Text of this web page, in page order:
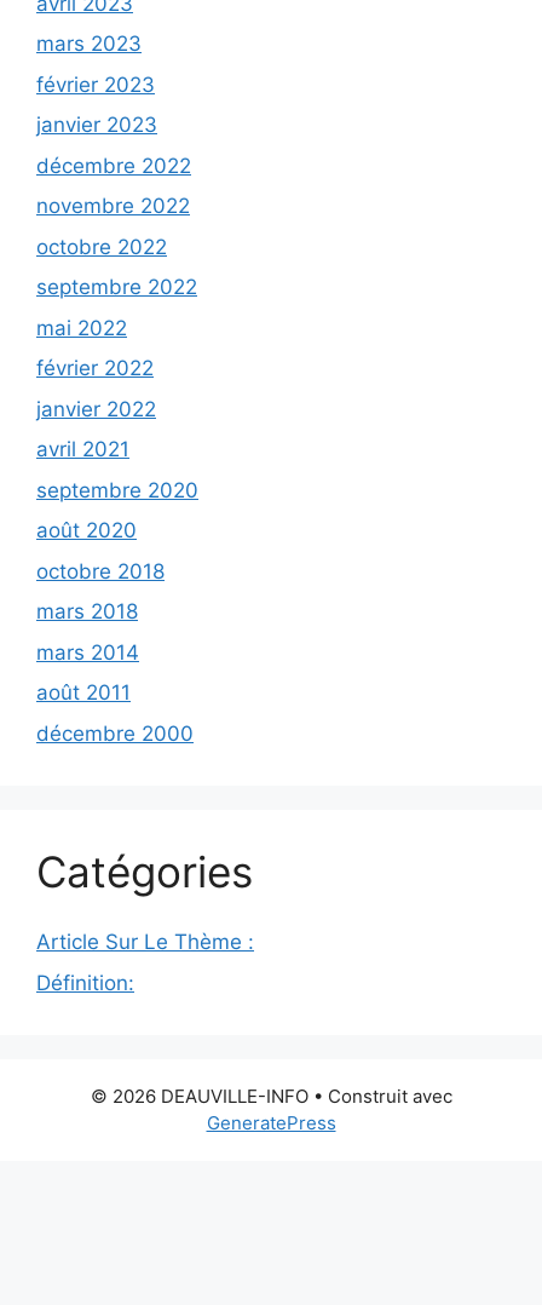
mars 2023
février 2023
janvier 2023
décembre 2022
novembre 2022
octobre 2022
septembre 2022
mai 2022
février 2022
janvier 2022
avril 2021
septembre 2020
août 2020
octobre 2018
mars 2018
mars 2014
août 2011
décembre 2000
Catégories
Article Sur Le Thème :
Définition:
© 2026 DEAUVILLE-INFO• Construit avec
GeneratePress